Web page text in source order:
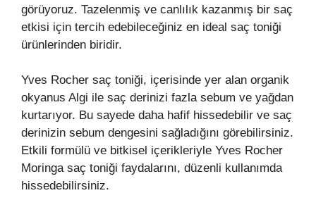
görüyoruz. Tazelenmiş ve canlılık kazanmış bir saç
etkisi için tercih edebileceğiniz en ideal saç toniği
ürünlerinden biridir.
Yves Rocher saç toniği, içerisinde yer alan organik
okyanus Algi ile saç derinizi fazla sebum ve yağdan
kurtarıyor. Bu sayede daha hafif hissedebilir ve saç
derinizin sebum dengesini sağladığını görebilirsiniz.
Etkili formülü ve bitkisel içerikleriyle Yves Rocher
Moringa saç toniği faydalarını, düzenli kullanımda
hissedebilirsiniz.